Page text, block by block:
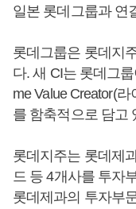
일본 롯데그룹과 연
롯데그룹은 롯데지
다. 새 CI는 롯데그
me Value Creator(
를 함축적으로 담고
롯데지주는 롯데제
드 등 4개사를 투자
롯데제과의 투자부